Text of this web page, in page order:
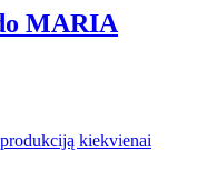
MARIA